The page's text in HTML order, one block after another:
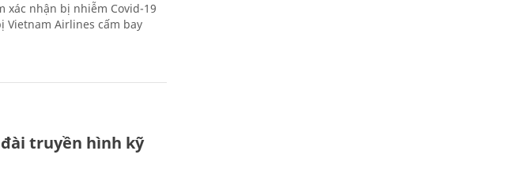
xác nhận bị nhiễm Covid-19
Airlines cấm bay
truyền hình kỹ